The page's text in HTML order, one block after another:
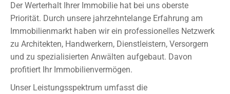
Der Werterhalt Ihrer Immobilie hat bei uns oberste
Priorität. Durch unsere jahrzehntelange Erfahrung am
Immobilienmarkt haben wir ein professionelles Netzwerk
zu Architekten, Handwerkern, Dienstleistern, Versorgern
und zu spezialisierten Anwälten aufgebaut. Davon
profitiert Ihr Immobilienvermögen.
Unser Leistungsspektrum umfasst die